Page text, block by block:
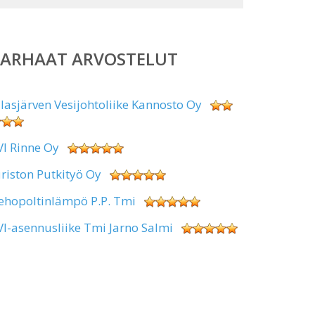
ARVOSTELUT
Vesijohtoliike Kannosto Oy
Rinne Oy
Putkityö Oy
P.P. Tmi
asennusliike Tmi Jarno Salmi